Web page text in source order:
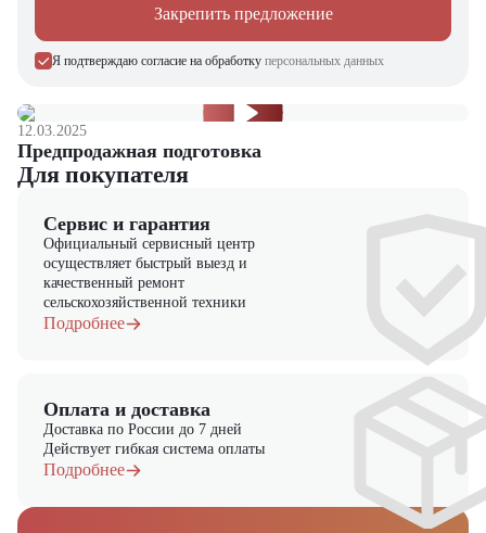
Закрепить предложение
Я подтверждаю согласие на обработку персональных данных
12.03.2025
Предпродажная подготовка
Для покупателя
Сервис и гарантия
Официальный сервисный центр
осуществляет быстрый выезд и
качественный ремонт
сельскохозяйственной техники
Подробнее
Оплата и доставка
Доставка по России до 7 дней
Действует гибкая система оплаты
Подробнее